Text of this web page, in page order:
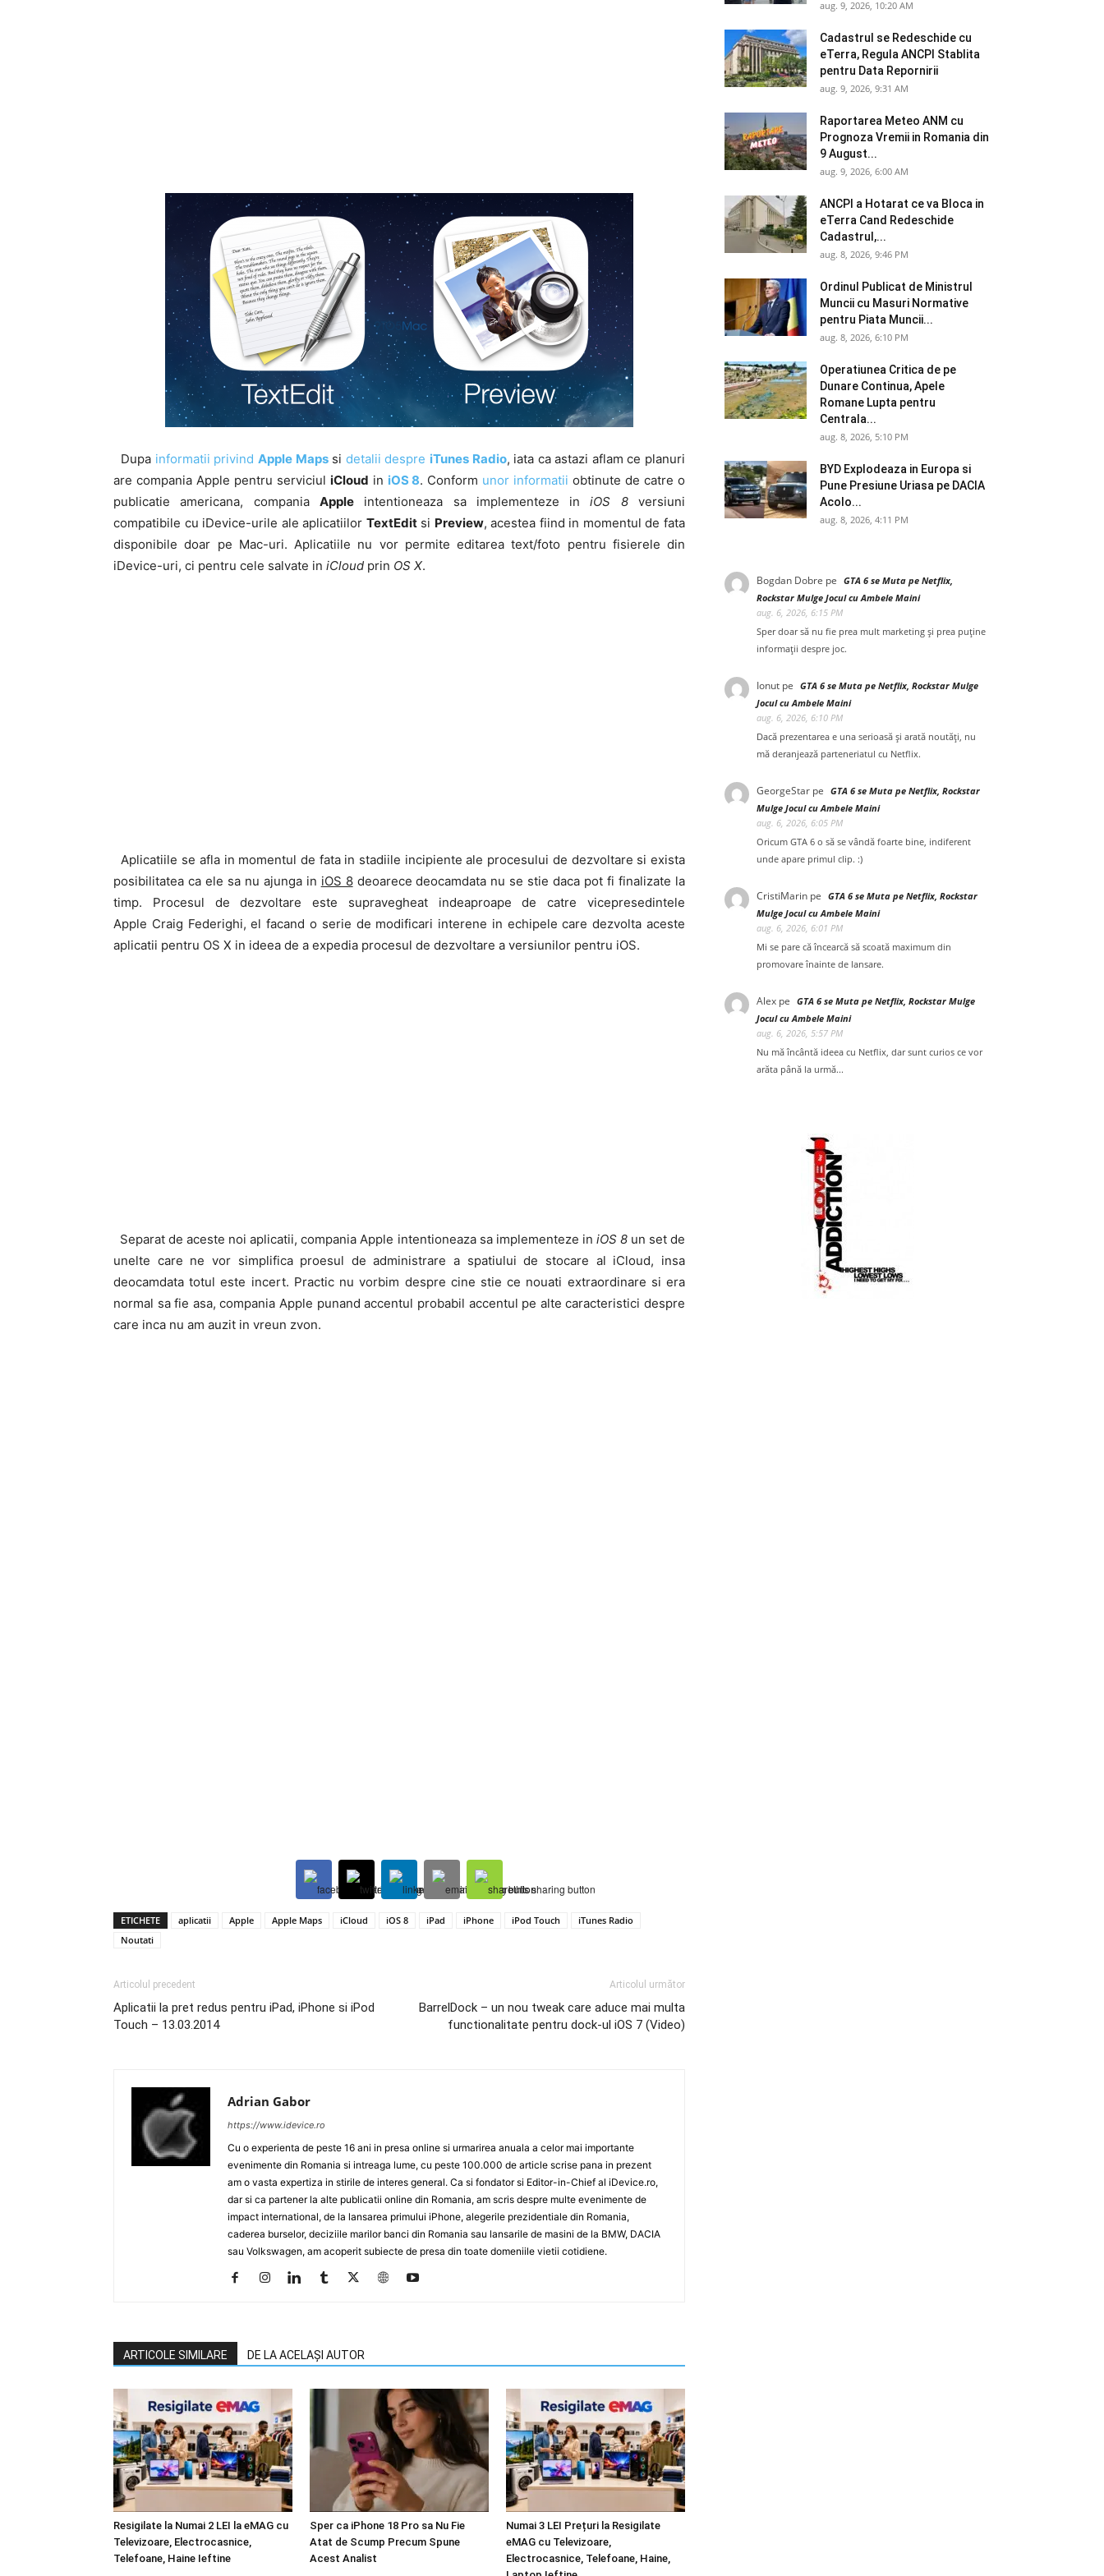
Dupa informatii privind Apple Mapssi detalii despre iTunes Radio, iata ca astazi aflam ce planuri
are compania Apple pentru serviciul iCloud in iOS 8. Conform unor informatii obtinute de catre o
publicatie americana, compania Appleintentioneaza sa implementeze iniOS 8versiuni
compatibile cu iDevice-urile ale aplicatiilor TextEditsi Preview, acestea fiind in momentul de fata
disponibile doar pe Mac-uri. Aplicatiile nu vor permite editarea text/foto pentru fisierele din
iDevice-uri, ci pentru cele salvate in iCloud prin OS X.
Aplicatiile se afla in momentul de fata in stadiile incipiente ale procesului de dezvoltare si exista
posibilitatea ca ele sa nu ajunga in iOS 8deoarece deocamdata nu se stie daca pot fi finalizate la
timp. Procesul de dezvoltare este supravegheat indeaproape de catre vicepresedintele
Apple Craig Federighi, el facand o serie de modificari interene in echipele care dezvolta aceste
aplicatii pentru OS X in ideea de a expedia procesul de dezvoltare a versiunilor pentru iOS.
Separat de aceste noi aplicatii, compania Apple intentioneaza sa implementeze in iOS 8un set de
unelte care ne vor simplifica proesul de administrare a spatiului de stocare al iCloud, insa
deocamdata totul este incert. Practic nu vorbim despre cine stie ce nouati extraordinare si era
normal sa fie asa, compania Apple punand accentul probabil accentul pe alte caracteristici despre
care inca nu am auzit in vreun zvon.
ETICHETE aplicatii Apple Apple Maps iCloud iOS 8 iPad iPhone iPod Touch
iTunes Radio
Noutati
Articolul precedent
Aplicatii la pret redus pentru iPad, iPhone si iPod
Touch – 13.03.2014
Articolul următor
BarrelDock – un nou tweak care aduce mai multa
functionalitate pentru dock-ul iOS 7 (Video)
Adrian Gabor
https://www.idevice.ro
Cu o experienta de peste 16 ani in presa online si urmarirea anuala a celor mai importante
evenimente din Romania si intreaga lume, cu peste 100.000 de article scrise pana in prezent
am o vasta expertiza in stirile de interes general. Ca si fondator si Editor-in-Chief al iDevice.ro,
dar si ca partener la alte publicatii online din Romania, am scris despre multe evenimente de
impact international, de la lansarea primului iPhone, alegerile prezidentiale din Romania,
caderea burselor, deciziile marilor banci din Romania sau lansarile de masini de la BMW, DACIA
sau Volkswagen, am acoperit subiecte de presa din toate domeniile vietii cotidiene.
ARTICOLE SIMILARE DE LA ACELAȘI AUTOR
Resigilate la Numai 2 LEI la eMAG cu
Televizoare, Electrocasnice,
Telefoane, Haine Ieftine
Sper ca iPhone 18 Pro sa Nu Fie
Atat de Scump Precum Spune
Acest Analist
Numai 3 LEI Prețuri la Resigilate
eMAG cu Televizoare,
Electrocasnice, Telefoane, Haine,
aug. 9, 2026, 10:20 AM
Cadastrul se Redeschide cu
eTerra, Regula ANCPI Stablita
pentru Data Repornirii
aug. 9, 2026, 9:31 AM
Raportarea Meteo ANM cu
Prognoza Vremii in Romania din
9 August...
aug. 9, 2026, 6:00 AM
ANCPI a Hotarat ce va Bloca in
eTerra Cand Redeschide
Cadastrul,...
aug. 8, 2026, 9:46 PM
Ordinul Publicat de Ministrul
Muncii cu Masuri Normative
pentru Piata Muncii...
aug. 8, 2026, 6:10 PM
Operatiunea Critica de pe
Dunare Continua, Apele
Romane Lupta pentru
Centrala...
aug. 8, 2026, 5:10 PM
BYD Explodeaza in Europa si
Pune Presiune Uriasa pe DACIA
Acolo...
aug. 8, 2026, 4:11 PM
Bogdan Dobre pe GTA 6 se Muta pe Netflix,
Rockstar Mulge Jocul cu Ambele Maini
aug. 6, 2026, 6:15 PM
Sper doar să nu fie prea mult marketing și prea puține
informații despre joc.
Ionut pe GTA 6 se Muta pe Netflix, Rockstar Mulge
Jocul cu Ambele Maini
aug. 6, 2026, 6:10 PM
Dacă prezentarea e una serioasă și arată noutăți, nu
mă deranjează parteneriatul cu Netflix.
GeorgeStar pe GTA 6 se Muta pe Netflix, Rockstar
Mulge Jocul cu Ambele Maini
aug. 6, 2026, 6:05 PM
Oricum GTA 6 o să se vândă foarte bine, indiferent
unde apare primul clip. :)
CristiMarin pe GTA 6 se Muta pe Netflix, Rockstar
Mulge Jocul cu Ambele Maini
aug. 6, 2026, 6:01 PM
Mi se pare că încearcă să scoată maximum din
promovare înainte de lansare.
Alex pe GTA 6 se Muta pe Netflix, Rockstar Mulge
Jocul cu Ambele Maini
aug. 6, 2026, 5:57 PM
Nu mă încântă ideea cu Netflix, dar sunt curios ce vor
arăta până la urmă...